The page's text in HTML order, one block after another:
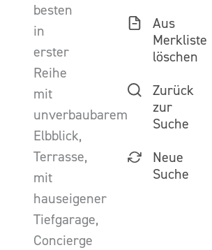
besten
in
erster
Reihe
mit
unverbaubarem
Elbblick,
Terrasse,
mit
hauseigener
Tiefgarage,
Concierge
Aus
Merkliste
löschen
Zurück
zur
Suche
Neue
Suche